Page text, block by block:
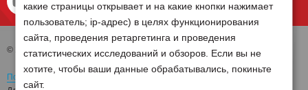
© 2026 Группа компаний Белагро
Политика обработки персональных данных
какие страницы открывает и на какие кнопки нажимает
пользователь; ip-адрес) в целях функционирования
сайта, проведения ретаргетинга и проведения
статистических исследований и обзоров. Если вы не
хотите, чтобы ваши данные обрабатывались, покиньте
сайт.